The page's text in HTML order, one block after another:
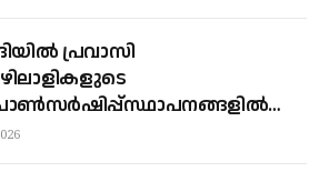
പ്രവാസി
വ്യക്തികളിലേക്ക് മാറ്റാന്‍